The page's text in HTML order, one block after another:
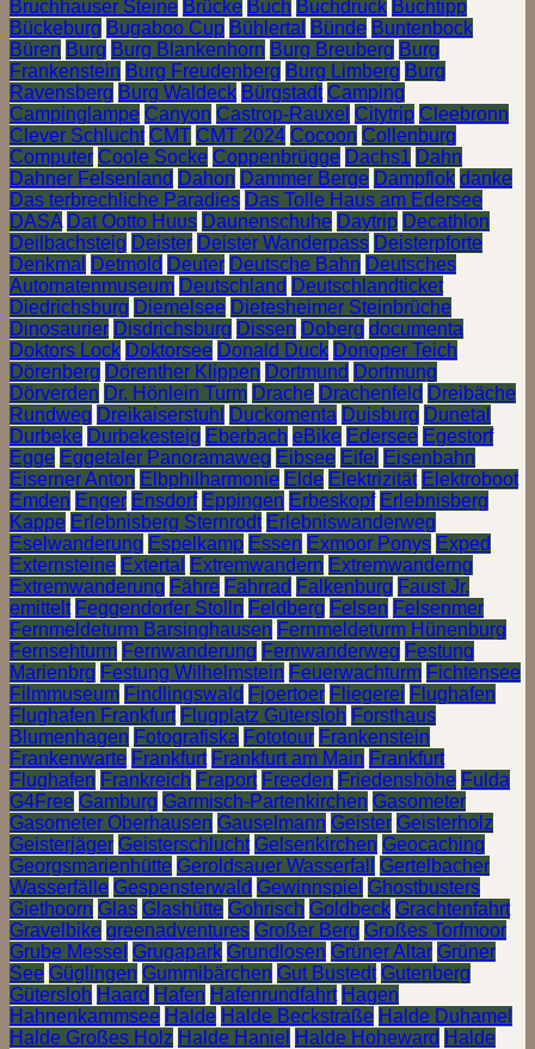
Bruchhauser Steine Brücke Buch Buchdruck Buchtipp
Bückeburg Bugaboo Cup Bühlertal Bünde Buntenbock
Büren Burg Burg Blankenhorn Burg Breuberg Burg
Frankenstein Burg Freudenberg Burg Limberg Burg
Ravensberg Burg Waldeck Bürgstadt Camping
Campinglampe Canyon Castrop-Rauxel Citytrip Cleebronn
Clever Schlucht CMT CMT 2024 Cocoon Collenburg
Computer Coole Socke Coppenbrügge Dachs1 Dahn
Dahner Felsenland Dahon Dammer Berge Dampflok danke
Das terbrechliche Paradies Das Tolle Haus am Edersee
DASA Dat Ootto Huus Daunenschuhe Daytrip Decathlon
Deilbachsteig Deister Deister Wanderpass Deisterpforte
Denkmal
Detmold Deuter Deutsche Bahn Deutsches
Automatenmuseum Deutschland Deutschlandticket
Diedrichsburg Diemelsee Dietesheimer Steinbrüche
Dinosaurier Disdrichsburg Dissen Doberg documenta
Doktors Lock Doktorsee Donald Duck Donoper Teich
Dörenberg Dörenther Klippen Dortmund Dortmung
Dörverden Dr. Hönlein Turm Drache Drachenfeld Dreibäche
Rundweg Dreikaiserstuhl Duckomenta Duisburg Dunetal
Durbeke Durbekesteig Eberbach eBike Edersee Egestorf
Egge Eggetaler Panoramaweg Eibsee Eifel Eisenbahn
Eiserner Anton Elbphilharmonie Elde Elektrizität Elektroboot
Emden Enger Ensdorf Eppingen Erbeskopf Erlebnisberg
Kappe Erlebnisberg Sternrodt Erlebniswanderweg
Eselwanderung Espelkamp Essen Exmoor Ponys Exped
Externsteine Extertal Extremwandern Extremwanderng
Extremwanderung Fähre Fahrrad Falkenburg Faust Jr.
emittelt Feggendorfer Stolln Feldberg Felsen Felsenmer
Fernmeldeturm Barsinghausen Fernmeldeturm Hünenburg
Fernsehturm Fernwanderung Fernwanderweg Festung
Marienbrg Festung Wilhelmstein Feuerwachturm Fichtensee
Filmmuseum Findlingswald Fjoertoer Fliegerei Flughafen
Flughafen Frankfurt Flugplatz Gütersloh Forsthaus
Blumenhagen Fotografiska Fototour Frankenstein
Frankenwarte Frankfurt Frankfurt am Main Frankfurt
Flughafen Frankreich Fraport Freeden Friedenshöhe Fulda
G4Free Gamburg Garmisch-Partenkirchen Gasometer
Gasometer Oberhausen Gauselmann Geister Geisterholz
Geisterjäger Geisterschlucht Gelsenkirchen Geocaching
Georgsmarienhütte Geroldsauer Wasserfall
Gertelbacher
Wasserfälle Gespensterwald Gewinnspiel Ghostbusters
Giethoorn Glas Glashütte Gohrisch Goldbeck Grachtenfahrt
Gravelbike greenadventures Großer Berg Großes Torfmoor
Grube Messel Grugapark Grundlosen Grüner Altar Grüner
See Güglingen Gummibärchen Gut Bustedt Gutenberg
Gütersloh Haard Hafen Hafenrundfahrt Hagen
Hahnenkammsee Halde Halde Beckstraße Halde Duhamel
Halde Großes Holz Halde Haniel Halde Hoheward Halde